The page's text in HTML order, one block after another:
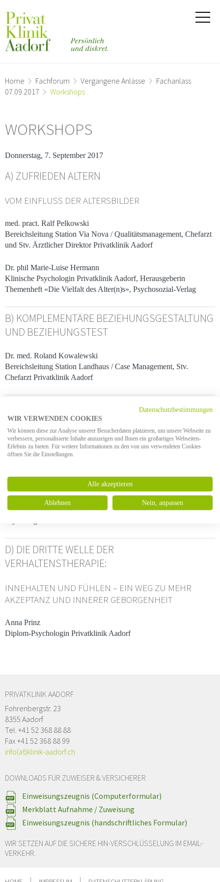
Home Fachforum Vergangene Anlässe
Fachanlass
07.09.2017
Workshops
WORKSHOPS
Donnerstag, 7. September 2017
A) ZUFRIEDEN ALTERN
VOM EINFLUSS DER ALTERSBILDER
med. pract. Ralf Pelkowski
Bereichsleitung Station Via Nova / Qualitätsmanagement, Chefarzt
und Stv. Ärztlicher Direktor Privatklinik Aadorf
Dr. phil Marie-Luise Hermann
Klinische Psychologin Privatklinik Aadorf, Herausgeberin
Themenheft «Die Vielfalt des Alter(n)s», Psychosozial-Verlag
B) KOMPLEMENTÄRE BEZIEHUNGSGESTALTUNG
UND BEZIEHUNGSTEST
Dr. med. Roland Kowalewski
Bereichsleitung Station Landhaus / Case Management, Stv.
Chefarzt Privatklinik Aadorf
C) ESSEN ALS LÖSUNGSVERSUCH
DIE SUCHE NACH GEBORGENHEIT IN DER THERAPIE
VON PATIENTINNEN MIT ESSSTÖRUNGEN
Bereichsleitung Station Oase (Spezialstation für Frauen mit
Essstörungen) / Ambulatorien, Stv. Chefärztin Privatklinik Aadorf
Milène Wehrli
D) DIE DRITTE WELLE DER
VERHALTENSTHERAPIE:
INNEHALTEN UND FÜHLEN – EIN WEG ZU MEHR
AKZEPTANZ UND INNERER GEBORGENHEIT
Anna Prinz
Diplom-Psychologin Privatklinik Aadorf
PRIVATKLINIK AADORF
Fohrenbergstr. 23
8355 Aadorf
Tel. +41 52 368 88 88
Fax +41 52 368 88 99
info(at)klinik-aadorf.ch
DOWNLOADS FÜR ZUWEISER & VERSICHERER
Einweisungszeugnis (Computerformular)
Merkblatt Aufnahme / Zuweisung
Einweisungszeugnis (handschriftliches Formular)
WIR SETZEN AUF DIE SICHERE HIN-VERSCHLÜSSELUNG IM EMAIL-
VERKEHR.
Datenschutzbestimmungen
WIR VERWENDEN COOKIES
Wir können diese zur Analyse unserer Besucherdaten platzieren, um unsere Webseite zu
verbessern, personalisierte Inhalte anzuzeigen und Ihnen ein großartiges Webseiten-
Erlebnis zu bieten. Für weitere Informationen zu den von uns verwendeten Cookies
öffnen Sie die Einstellungen.
Alle akzeptieren
Ablehnen Nein, anpassen